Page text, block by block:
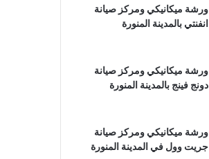
ورشة ميكانيكي ومركز صيانة
انفنتي بالمدينة المنورة
ورشة ميكانيكي ومركز صيانة
دونج فينج بالمدينة المنورة
ورشة ميكانيكي ومركز صيانة
جريت وول في المدينة المنورة